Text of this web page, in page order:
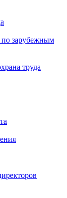
по зарубежным
труда